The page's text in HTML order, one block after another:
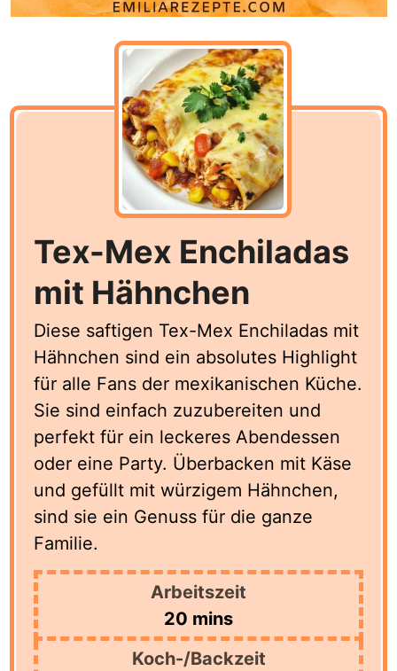
Tex-Mex Enchiladas
mit Hähnchen
Diese saftigen Tex-Mex Enchiladas mit
Hähnchen sind ein absolutes Highlight
für alle Fans der mexikanischen Küche.
Sie sind einfach zuzubereiten und
perfekt für ein leckeres Abendessen
oder eine Party. Überbacken mit Käse
und gefüllt mit würzigem Hähnchen,
sind sie ein Genuss für die ganze
Familie.
Arbeitszeit
20 minutes
mins
Koch-/Backzeit